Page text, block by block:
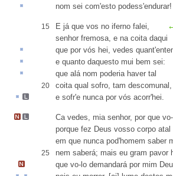
nom sei com'esto podess'endurar!
15 E já que vos no iferno falei,
senhor fremosa, e na coita daqui
que por vós hei, vedes
e quanto daquesto mui bem sei:
que alánom poderia haver tal
20 coita qual sofro, tam descomunal,
e sofr'e nunca por vós acorr'hei.
Ca vedes, mia senhor, por que
porque fez Deus vosso corpo atal
em que nunca pod'homem saber
25 nem saberá; mais eu gram pavor
que vo-lo demandará por mim